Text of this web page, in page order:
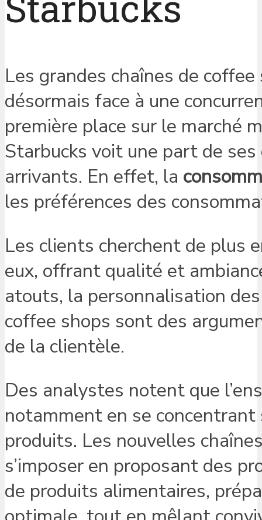
Les grandes chaînes de
désormais face à une
première place sur le marché
Starbucks voit une part de
arrivants. En effet, la
les préférences des
Les clients cherchent de plus
eux, offrant qualité et
atouts, la personnalisation
coffee shops sont des
de la clientèle.
Des analystes notent que
notamment en se
produits. Les nouvelles
s’imposer en proposant des
de produits alimentaires,